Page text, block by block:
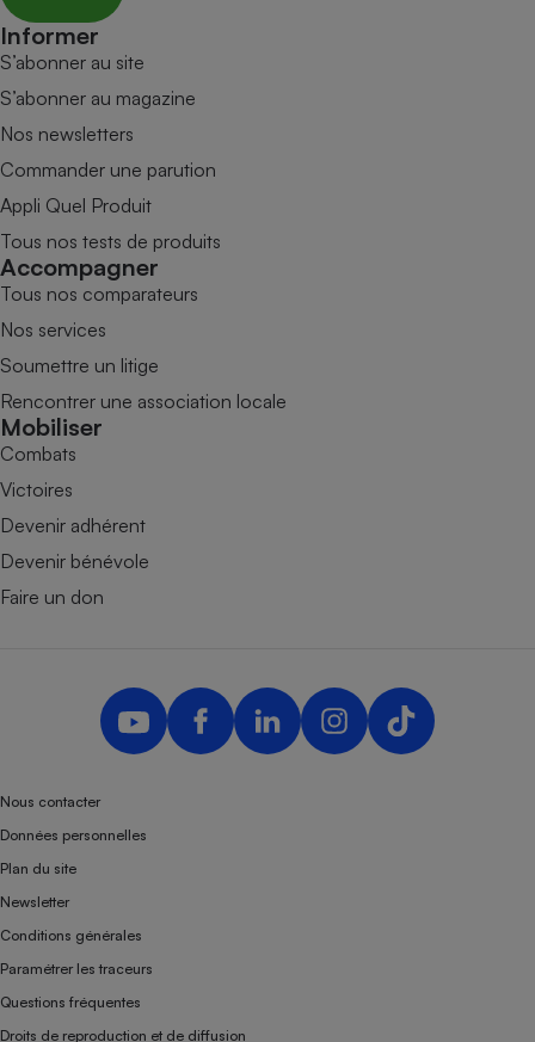
Informer
S’abonner au site
S’abonner au magazine
Nos newsletters
Commander une parution
Appli Quel Produit
Tous nos tests de produits
Accompagner
Tous nos comparateurs
Nos services
Soumettre un litige
Rencontrer une association locale
Mobiliser
Combats
Victoires
Devenir adhérent
Devenir bénévole
Faire un don
Nous contacter
Données personnelles
Plan du site
Newsletter
Conditions générales
Paramétrer les traceurs
Questions fréquentes
Droits de reproduction et de diffusion